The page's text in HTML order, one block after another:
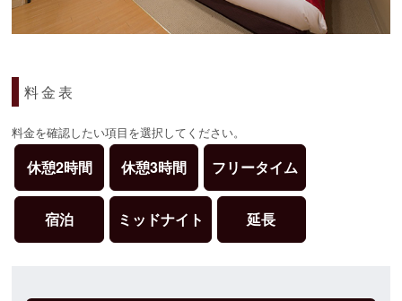
料金表
料金を確認したい項目を選択してください。
休憩2時間 休憩3時間 フリータイム
宿泊 ミッドナイト 延長